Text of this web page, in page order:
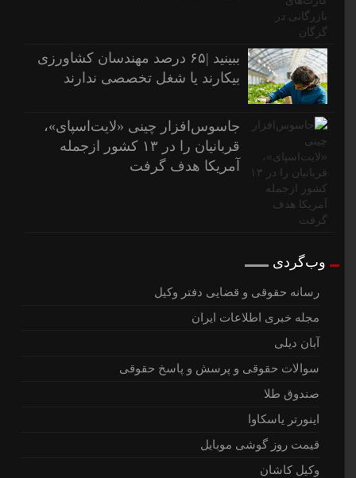
ببینید |۶۵ درصد مهندسان کشاورزی
بیکارند یا شغل تخصصی ندارند
جاسوس‌افزار چینی «لایت‌اسپای»،
قربانیان را در ۱۳ کشور ازجمله
آمریکا هدف گرفت
وب‌گردی
رسانه حقوقی و قضایی دفتر وکیل
مجله خبری اطلاعات ایران
آبان دیلی
سوالات حقوقی و پرسش و پاسخ حقوقی
صندوق طلا
اینورتر یاسکاوا
قیمت روز گوشی موبایل
وکیل کاشان